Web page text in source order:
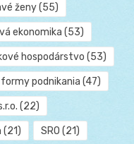
ženy(55)
ekonomika (53)
hospodárstvo (53)
podnikania (47)
(22)
(21) SRO (21)